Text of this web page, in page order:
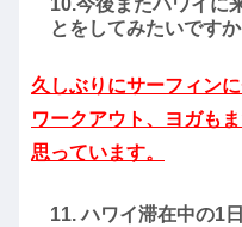
10.今後またハワイに
とをしてみたいですか
久しぶりにサーフィン
ワークアウト、ヨガも
思っています。
11. ハワイ滞在中の1